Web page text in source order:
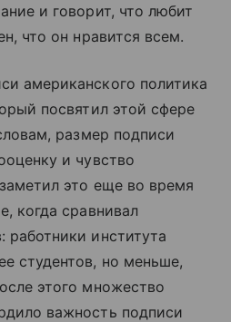
и говорит, что любит
что он нравится всем.
американского политика
посвятил этой сфере
размер подписи
и чувство
это еще во время
когда сравнивал
института
студентов, но меньше,
этого множество
важность подписи